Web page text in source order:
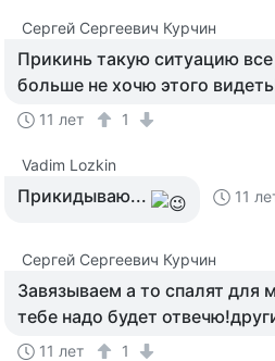
Сергей Сергеевич Курчин
Прикинь такую ситуацию
больше не хочю этого
11 лет 1
Vadim Lozkin
Прикидываю... 11
Сергей Сергеевич Курчин
Завязываем а то спалят для
тебе надо будет
11 лет 1